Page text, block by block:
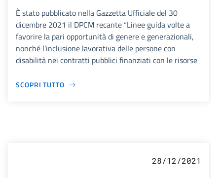
È stato pubblicato nella Gazzetta Ufficiale del 30
dicembre 2021 il DPCM recante “Linee guida volte a
favorire la pari opportunità di genere e generazionali,
nonché l’inclusione lavorativa delle persone con
disabilità nei contratti pubblici finanziati con le risorse
SCOPRI TUTTO
28/12/2021